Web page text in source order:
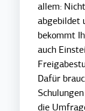
allem:
abgebildet
bekommt
auch
Dafür
die